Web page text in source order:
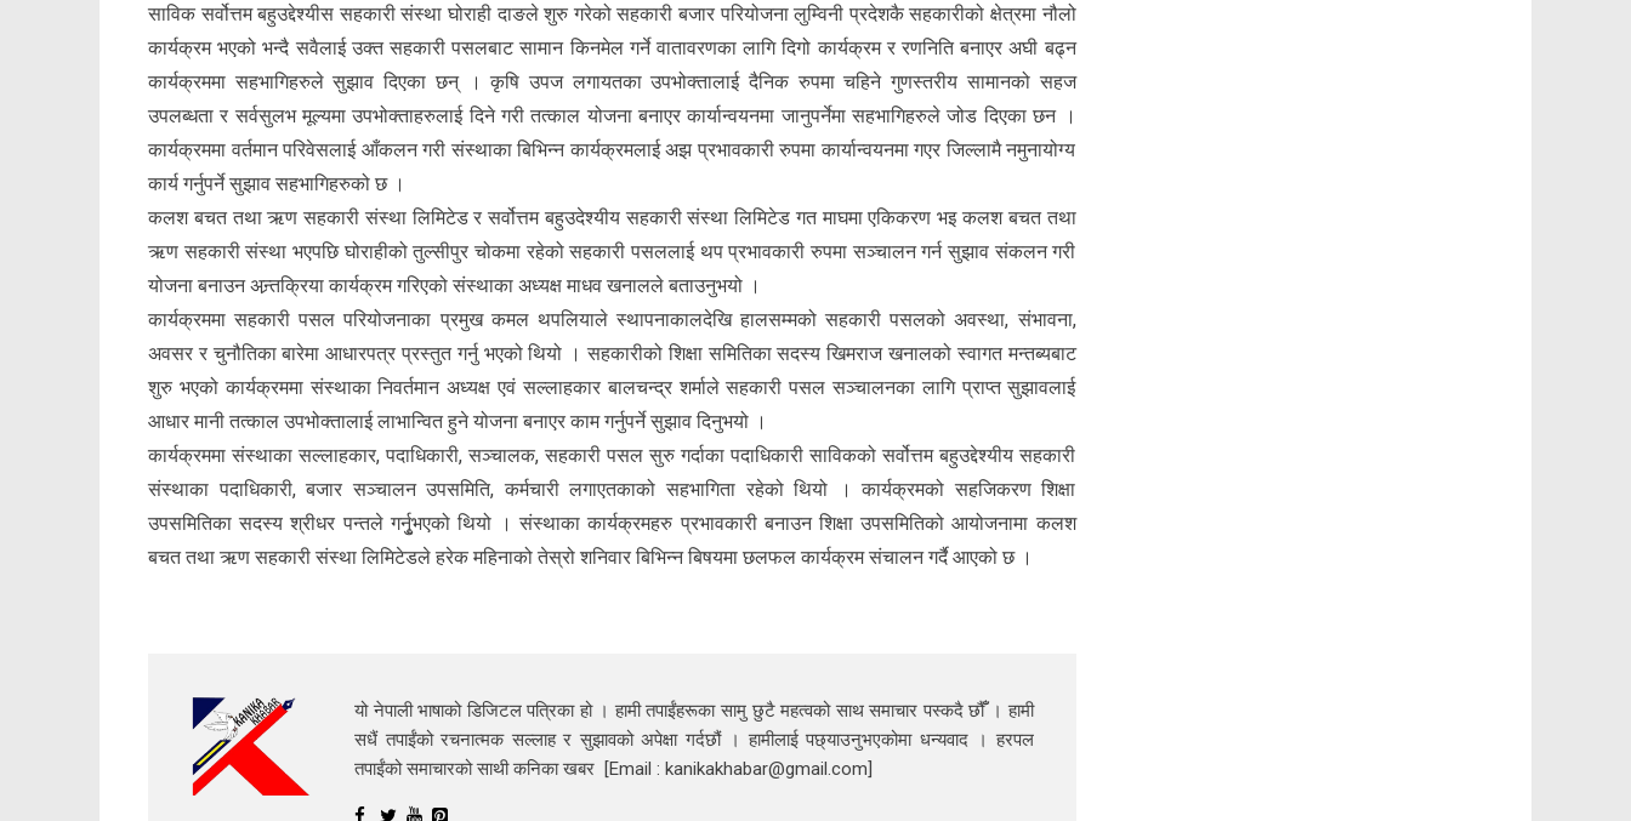
साविक सर्वोत्तम बहुउद्देश्यीस सहकारी संस्था घोराही दाङले शुरु गरेको सहकारी बजार परियोजना लुम्विनी प्रदेशकै सहकारीको क्षेत्रमा नौलो
कार्यक्रम भएको भन्दै सवैलाई उक्त सहकारी पसलबाट सामान किनमेल गर्ने वातावरणका लागि दिगो कार्यक्रम र रणनिति बनाएर अघी बढ्न
कार्यक्रममा सहभागिहरुले सुझाव दिएका छन् । कृषि उपज लगायतका उपभोक्तालाई दैनिक रुपमा चहिने गुणस्तरीय सामानको सहज
उपलब्धता र सर्वसुलभ मूल्यमा उपभोक्ताहरुलाई दिने गरी तत्काल योजना बनाएर कार्यान्वयनमा जानुपर्नेमा सहभागिहरुले जोड दिएका छन ।
कार्यक्रममा वर्तमान परिवेसलाई आँकलन गरी संस्थाका बिभिन्न कार्यक्रमलाई अझ प्रभावकारी रुपमा कार्यान्वयनमा गएर जिल्लामै नमुनायोग्य
कार्य गर्नुपर्ने सुझाव सहभागिहरुको छ ।
कलश बचत तथा ऋण सहकारी संस्था लिमिटेड र सर्वोत्तम बहुउदेश्यीय सहकारी संस्था लिमिटेड गत माघमा एकिकरण भइ कलश बचत तथा
ऋण सहकारी संस्था भएपछि घोराहीको तुल्सीपुर चोकमा रहेको सहकारी पसललाई थप प्रभावकारी रुपमा सञ्चालन गर्न सुझाव संकलन गरी
योजना बनाउन अन्र्तक्रिया कार्यक्रम गरिएको संस्थाका अध्यक्ष माधव खनालले बताउनुभयो ।
कार्यक्रममा सहकारी पसल परियोजनाका प्रमुख कमल थपलियाले स्थापनाकालदेखि हालसम्मको सहकारी पसलको अवस्था, संभावना,
अवसर र चुनौतिका बारेमा आधारपत्र प्रस्तुत गर्नु भएको थियो । सहकारीको शिक्षा समितिका सदस्य खिमराज खनालको स्वागत मन्तब्यबाट
शुरु भएको कार्यक्रममा संस्थाका निवर्तमान अध्यक्ष एवं सल्लाहकार बालचन्द्र शर्माले सहकारी पसल सञ्चालनका लागि प्राप्त सुझावलाई
आधार मानी तत्काल उपभोक्तालाई लाभान्वित हुने योजना बनाएर काम गर्नुपर्ने सुझाव दिनुभयो ।
कार्यक्रममा संस्थाका सल्लाहकार, पदाधिकारी, सञ्चालक, सहकारी पसल सुरु गर्दाका पदाधिकारी साविकको सर्वोत्तम बहुउद्देश्यीय सहकारी
संस्थाका पदाधिकारी, बजार सञ्चालन उपसमिति, कर्मचारी लगाएतकाको सहभागिता रहेको थियो । कार्यक्रमको सहजिकरण शिक्षा
उपसमितिका सदस्य श्रीधर पन्तले गर्नुृभएको थियो । संस्थाका कार्यक्रमहरु प्रभावकारी बनाउन शिक्षा उपसमितिको आयोजनामा कलश
बचत तथा ऋण सहकारी संस्था लिमिटेडले हरेक महिनाको तेस्रो शनिवार बिभिन्न बिषयमा छलफल कार्यक्रम संचालन गर्दै आएको छ ।
यो नेपाली भाषाको डिजिटल पत्रिका हो । हामी तपाईंहरूका सामु छुटै महत्वको साथ समाचार पस्कदै छौँँ । हामी
सधैं तपाईंको रचनात्मक सल्लाह र सुझावको अपेक्षा गर्दछौं । हामीलाई पछ्याउनुभएकोमा धन्यवाद । हरपल
तपाईंको समाचारको साथी कनिका खबर [Email : kanikakhabar@gmail.com]